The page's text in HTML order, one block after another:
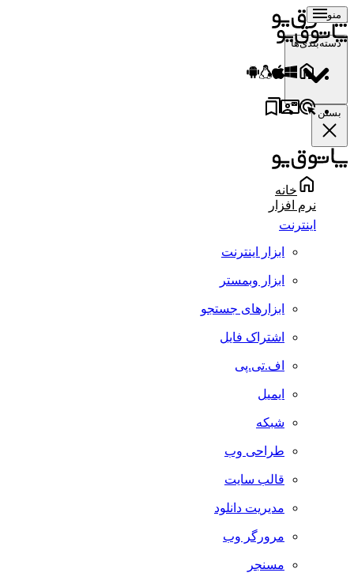
منو
دسته‌بندی‌ها
بستن
خانه
نرم افزار
اینترنت
ابزار اینترنت
ابزار وبمستر
ابزارهای جستجو
اشتراک فایل
اف.تی.پی
ایمیل
شبکه
طراحی وب
قالب سایت
مدیریت دانلود
مرورگر وب
مسنجر